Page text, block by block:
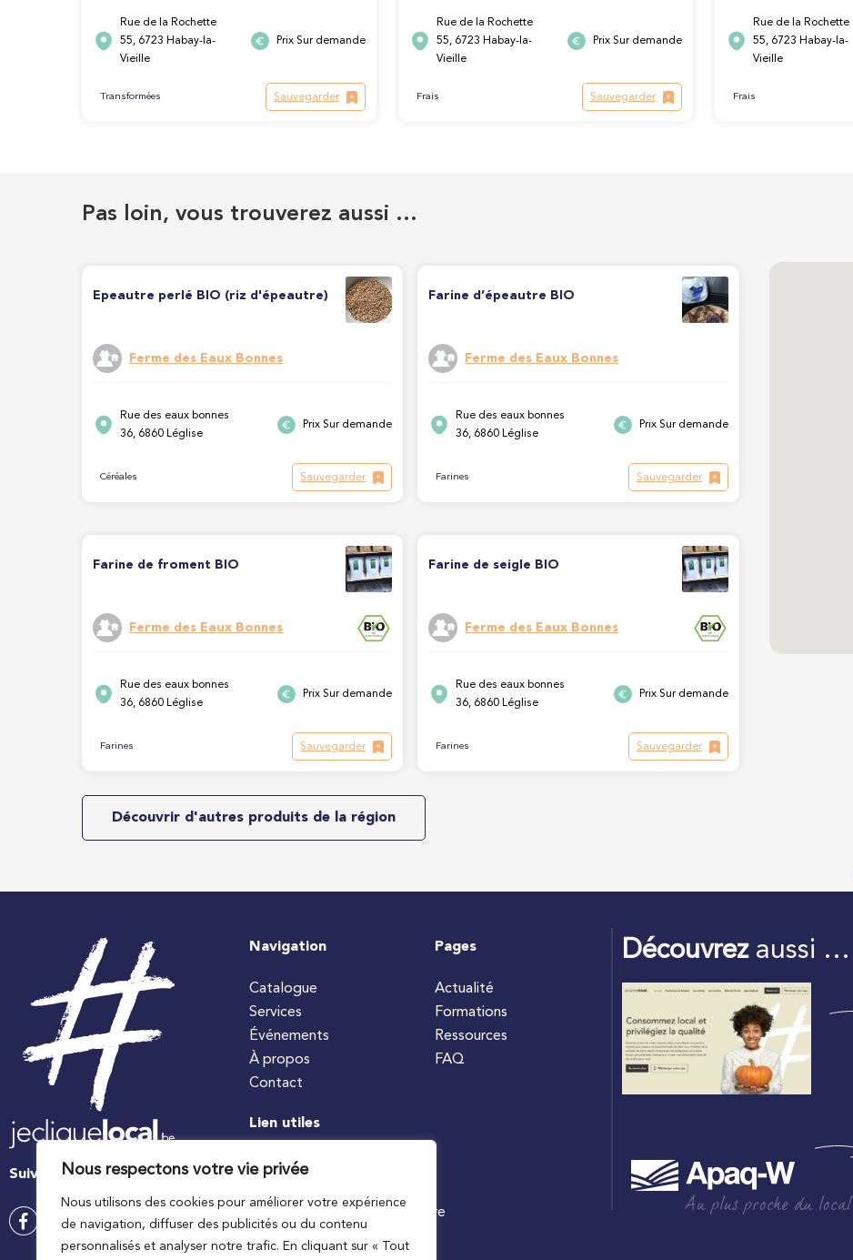
Nous respectons votre vie privée
Nous utilisons des cookies pour améliorer votre expérience
de navigation, diffuser des publicités ou du contenu
personnalisés et analyser notre trafic. En cliquant sur « Tout
Rue de la Rochette
55, 6723 Habay-la-
Vieille
Prix Sur demande
Transformées Sauvegarder
Rue de la Rochette
55, 6723 Habay-la-
Vieille
Prix Sur demande
Frais Sauvegarder
Rue de la Rochette
55, 6723 Habay-la-
Vieille
Frais
Pas loin, vous trouverez aussi …
Epeautre perlé BIO (riz d'épeautre)
Ferme des Eaux Bonnes
Rue des eaux bonnes
36, 6860 Léglise
Prix Sur demande
Céréales Sauvegarder
Farine d’épeautre BIO
Ferme des Eaux Bonnes
Rue des eaux bonnes
36, 6860 Léglise
Prix Sur demande
Farines Sauvegarder
Farine de froment BIO
Ferme des Eaux Bonnes
Rue des eaux bonnes
36, 6860 Léglise
Prix Sur demande
Farines Sauvegarder
Farine de seigle BIO
Ferme des Eaux Bonnes
Rue des eaux bonnes
36, 6860 Léglise
Prix Sur demande
Farines Sauvegarder
Découvrir d'autres produits de la région
Suivez-nous
Navigation
Catalogue
Services
Événements
À propos
Contact
Pages
Actualité
Formations
Ressources
FAQ
Lien utiles
#jecuisinelocal
Ministre wallon de l’agriculture
Découvrezaussi …
Au plus proche du local